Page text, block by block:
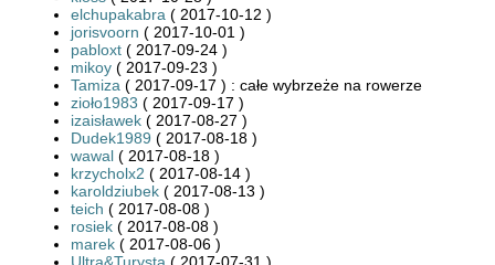
elchupakabra ( 2017-10-12 )
jorisvoorn ( 2017-10-01 )
pabloxt ( 2017-09-24 )
mikoy ( 2017-09-23 )
Tamiza ( 2017-09-17 ) : całe wybrzeże na rowerze
zioło1983 ( 2017-09-17 )
izaisławek ( 2017-08-27 )
Dudek1989 ( 2017-08-18 )
wawal ( 2017-08-18 )
krzycholx2 ( 2017-08-14 )
karoldziubek ( 2017-08-13 )
teich ( 2017-08-08 )
rosiek ( 2017-08-08 )
marek ( 2017-08-06 )
Ultra&Turysta ( 2017-07-31 )